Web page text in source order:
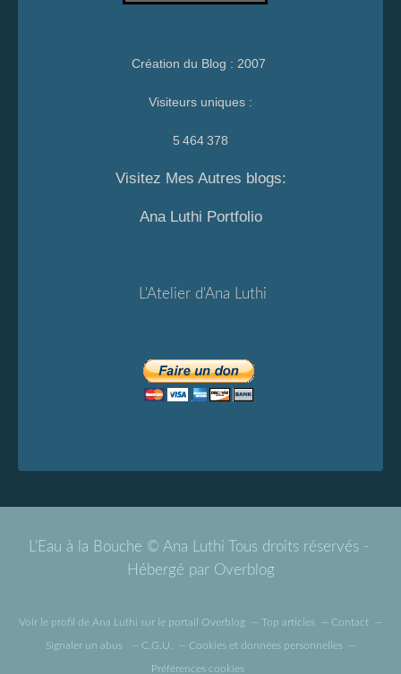
Création du Blog : 2007
Visiteurs uniques :
5 464 378
Visitez Mes Autres blogs:
Ana Luthi Portfolio
L'Atelier d'Ana Luthi
L'Eau à la Bouche © Ana Luthi Tous droits réservés -
Hébergé par Overblog
Voir le profil de Ana Luthi sur le portail Overblog Top articles Contact
Signaler un abus C.G.U. Cookies et données personnelles
Préférences cookies